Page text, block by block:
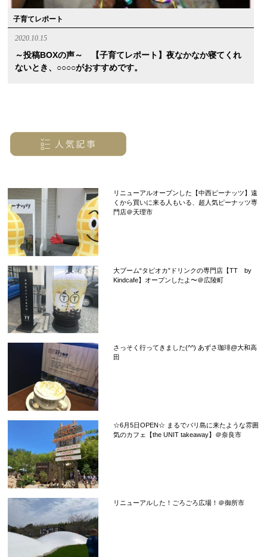
子育てレポート
2020.10.15
～投稿BOXの声～ 【子育てレポート】夜なかなか寝てくれ
ないとき、○○○○がおすすめです。
リニューアルオープンした【中西ピーナッツ】遠
くから買いに来る人もいる、超人気ピーナッツ専
門店＠天理市
大ブーム“タピオカ”ドリンクの専門店【TT by
Kindcafe】オープンしたよ〜＠広陵町
さっそく行ってきました(^^) あずさ珈琲@大和高
田
☆6月5日OPEN☆ まるでバリ島に来たような雰囲
気のカフェ【the UNIT takeaway】＠奈良市
リニューアルした！ごろごろ広場！＠御所市